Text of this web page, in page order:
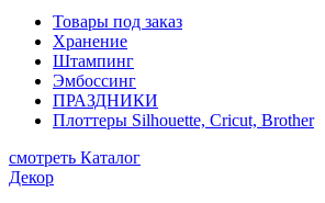
Товары под заказ
Хранение
Штампинг
Эмбоссинг
ПРАЗДНИКИ
Плоттеры Silhouette, Cricut, Brother
смотреть Каталог
Декор